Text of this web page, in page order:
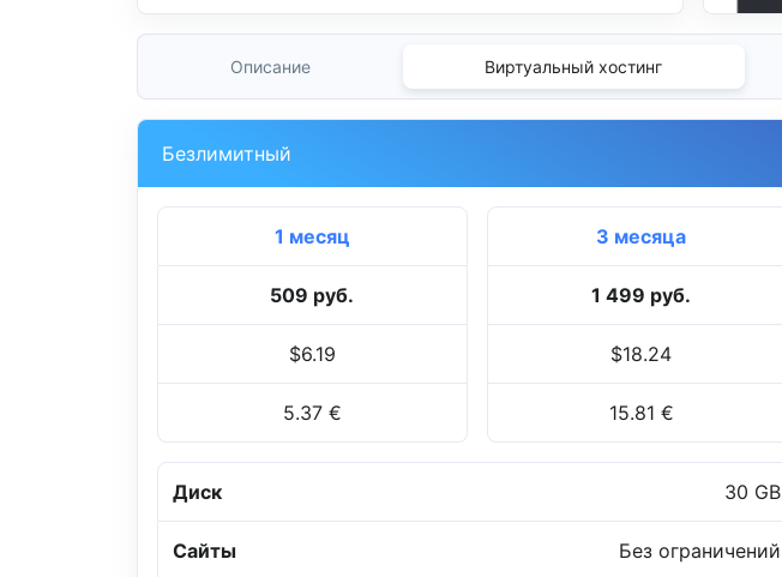
Описание Виртуальный хостинг
Безлимитный
1 месяц
509 руб.
$6.19
5.37 €
3 месяца
1 499 руб.
$18.24
15.81 €
Диск 30 GB
Сайты Без ограничений